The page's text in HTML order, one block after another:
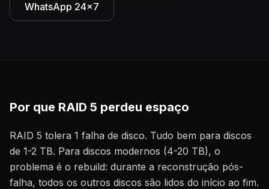
WhatsApp 24×7
Por que RAID 5 perdeu espaço
RAID 5 tolera 1 falha de disco. Tudo bem para discos
de 1-2 TB. Para discos modernos (4-20 TB), o
problema é o rebuild: durante a reconstrução pós-
falha, todos os outros discos são lidos do início ao fim.